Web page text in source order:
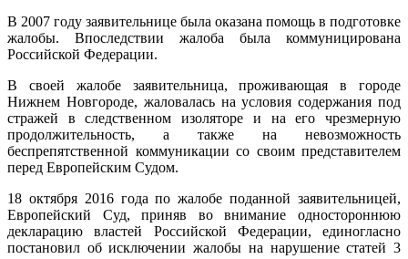
В 2007 году заявительнице была оказана помощь в подготовке
жалобы. Впоследствии жалоба была коммуницирована
Российской Федерации.
В своей жалобе заявительница, проживающая в городе
Нижнем Новгороде, жаловалась на условия содержания под
стражей в следственном изоляторе и на его чрезмерную
продолжительность, а также на невозможность
беспрепятственной коммуникации со своим представителем
перед Европейским Судом.
18 октября 2016 года по жалобе поданной заявительницей,
Европейский Суд, приняв во внимание одностороннюю
декларацию властей Российской Федерации, единогласно
постановил об исключении жалобы на нарушение статей 3